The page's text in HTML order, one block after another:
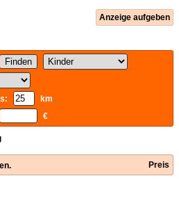
Anzeige aufgeben
km
€
Preis